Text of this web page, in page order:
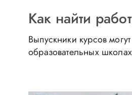
Как найти
Выпускники курсов
образовательных